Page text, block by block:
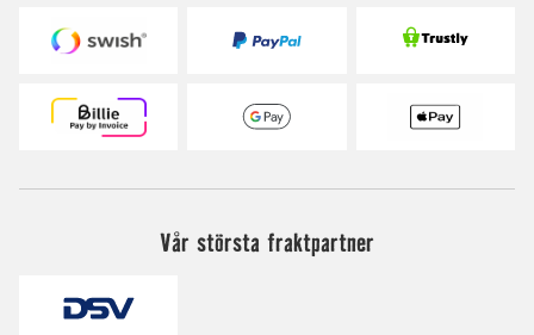
Vår största fraktpartner